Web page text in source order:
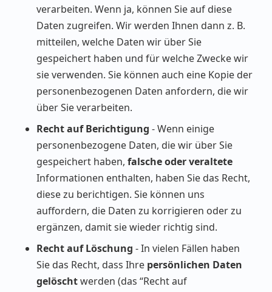
verarbeiten. Wenn ja, können Sie auf diese
Daten zugreifen. Wir werden Ihnen dann z. B.
mitteilen, welche Daten wir über Sie
gespeichert haben und für welche Zwecke wir
sie verwenden. Sie können auch eine Kopie der
personenbezogenen Daten anfordern, die wir
über Sie verarbeiten.
Recht auf Berichtigung - Wenn einige
personenbezogene Daten, die wir über Sie
gespeichert haben, falsche oder veraltete
Informationen enthalten, haben Sie das Recht,
diese zu berichtigen. Sie können uns
auffordern, die Daten zu korrigieren oder zu
ergänzen, damit sie wieder richtig sind.
Recht auf Löschung - In vielen Fällen haben
Sie das Recht, dass Ihre persönlichen Daten
gelöschtwerden (das “Recht auf